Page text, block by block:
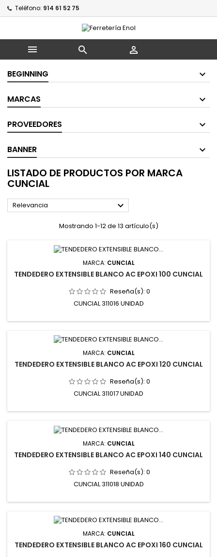
Teléfono: 914 61 52 75
  
BEGINNING
MARCAS
PROVEEDORES
BANNER
LISTADO DE PRODUCTOS POR MARCA
CUNCIAL
Relevancia 
Mostrando 1-12 de 13 artículo(s)
MARCA: CUNCIAL
TENDEDERO EXTENSIBLE BLANCO AC EPOXI 100 CUNCIAL
Reseña(s): 0
CUNCIAL 311016 UNIDAD
MARCA: CUNCIAL
TENDEDERO EXTENSIBLE BLANCO AC EPOXI 120 CUNCIAL
Reseña(s): 0
CUNCIAL 311017 UNIDAD
MARCA: CUNCIAL
TENDEDERO EXTENSIBLE BLANCO AC EPOXI 140 CUNCIAL
Reseña(s): 0
CUNCIAL 311018 UNIDAD
MARCA: CUNCIAL
TENDEDERO EXTENSIBLE BLANCO AC EPOXI 160 CUNCIAL